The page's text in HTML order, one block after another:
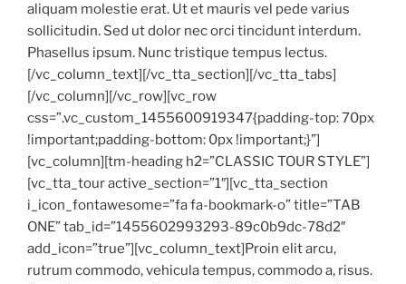
aliquam molestie erat. Ut et mauris vel pede varius
sollicitudin. Sed ut dolor nec orci tincidunt interdum.
Phasellus ipsum. Nunc tristique tempus lectus.
[/vc_column_text][/vc_tta_section][/vc_tta_tabs]
[/vc_column][/vc_row][vc_row
css=”.vc_custom_1455600919347{padding-top: 70px
!important;padding-bottom: 0px !important;}”]
[vc_column][tm-heading h2=”CLASSIC TOUR STYLE”]
[vc_tta_tour active_section=”1″][vc_tta_section
i_icon_fontawesome=”fa fa-bookmark-o” title=”TAB
ONE” tab_id=”1455602993293-89c0b9dc-78d2″
add_icon=”true”][vc_column_text]Proin elit arcu,
rutrum commodo, vehicula tempus, commodo a, risus.